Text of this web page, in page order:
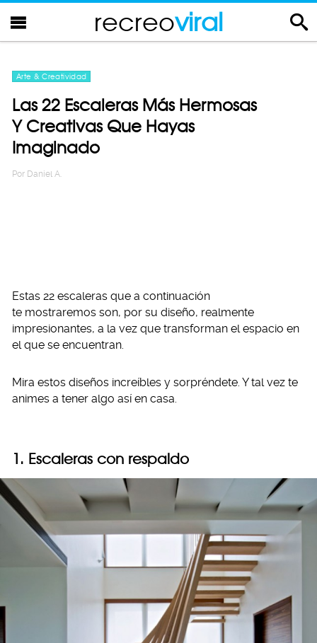
recreoviral
Arte & Creatividad
Las 22 Escaleras Más Hermosas
Y Creativas Que Hayas
Imaginado
Por Daniel A.
Estas 22 escaleras que a continuación
te mostraremos son, por su diseño, realmente
impresionantes, a la vez que transforman el espacio en
el que se encuentran.
Mira estos diseños increíbles y sorpréndete. Y tal vez te
animes a tener algo así en casa.
1. Escaleras con respaldo